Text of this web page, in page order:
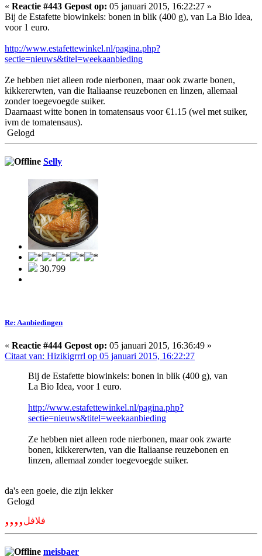
« Reactie #443 Gepost op: 05 januari 2015, 16:22:27 »
Bij de Estafette biowinkels: bonen in blik (400 g), van La Bio Idea,
voor 1 euro.
http://www.estafettewinkel.nl/pagina.php?
sectie=nieuws&titel=weekaanbieding
Ze hebben niet alleen rode nierbonen, maar ook zwarte bonen,
kikkererwten, van die Italiaanse reuzebonen en linzen, allemaal
zonder toegevoegde suiker.
Daarnaast witte bonen in tomatensaus voor €1.15 (wel met suiker,
ivm de tomatensaus).
Gelogd
Selly
30.799
Re: Aanbiedingen
« Reactie #444 Gepost op: 05 januari 2015, 16:36:49 »
Citaat van: Hizikigrrrl op 05 januari 2015, 16:22:27
Bij de Estafette biowinkels: bonen in blik (400 g), van
La Bio Idea, voor 1 euro.
http://www.estafettewinkel.nl/pagina.php?
sectie=nieuws&titel=weekaanbieding
Ze hebben niet alleen rode nierbonen, maar ook zwarte
bonen, kikkererwten, van die Italiaanse reuzebonen en
linzen, allemaal zonder toegevoegde suiker.
da's een goeie, die zijn lekker
Gelogd
,,,,فلافل
meisbaer